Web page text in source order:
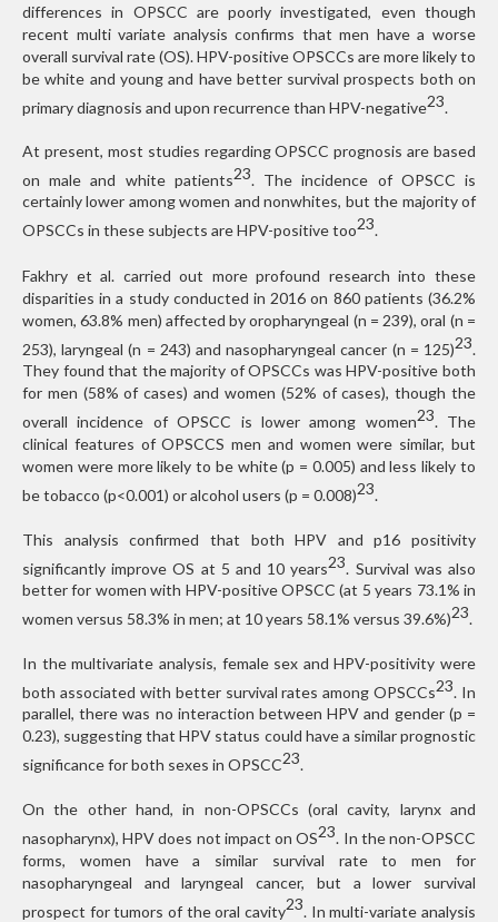
differences in OPSCC are poorly investigated, even though
recent multi variate analysis confirms that men have a worse
overall survival rate (OS). HPV-positive OPSCCs are more likely to
be white and young and have better survival prospects both on
primary diagnosis and upon recurrence than HPV-negative23
At present, most studies regarding OPSCC prognosis are based
on male and white patients23. The incidence of OPSCC is
certainly lower among women and nonwhites, but the majority of
OPSCCs in these subjects are HPV-positive too23.
Fakhry et al. carried out more profound research into these
disparities in a study conducted in 2016 on 860 patients (36.2%
women, 63.8% men) affected by oropharyngeal (n = 239), oral (n =
253), laryngeal (n = 243) and nasopharyngeal cancer (n = 125)23
They found that the majority of OPSCCs was HPV-positive both
for men (58% of cases) and women (52% of cases), though the
overall incidence of OPSCC is lower among women23. The
clinical features of OPSCCS men and women were similar, but
women were more likely to be white (p = 0.005) and less likely to
be tobacco (p<0.001) or alcohol users (p = 0.008)23.
This analysis confirmed that both HPV and p16 positivity
significantly improve OS at 5 and 10 years23 . Survival was also
better for women with HPV-positive OPSCC (at 5 years 73.1% in
women versus 58.3% in men; at 10 years 58.1% versus 39.6%)23.
In the multivariate analysis, female sex and HPV-positivity were
both associated with better survival rates among OPSCCs23. In
parallel, there was no interaction between HPV and gender (p =
0.23), suggesting that HPV status could have a similar prognostic
significance for both sexes in OPSCC23.
On the other hand, in non-OPSCCs (oral cavity, larynx and
nasopharynx), HPV does not impact on OS23. In the non-OPSCC
forms, women have a similar survival rate to men for
nasopharyngeal and laryngeal cancer, but a lower survival
prospect for tumors of the oral cavity23. In multi-variate analysis